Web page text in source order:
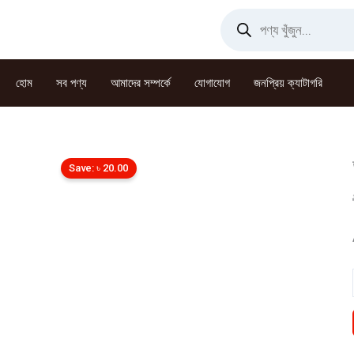
search
হোম সব পণ্য আমাদের সম্পর্কে যোগাযোগ জনপ্রিয় ক্যাটাগরি
Save:৳ 20.00